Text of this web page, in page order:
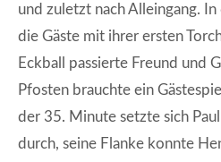
und zuletzt nach Alleingang.
die Gäste mit ihrer ersten
Eckball passierte Freund und
Pfosten brauchte ein
der 35. Minute setzte sich
durch, seine Flanke konnte